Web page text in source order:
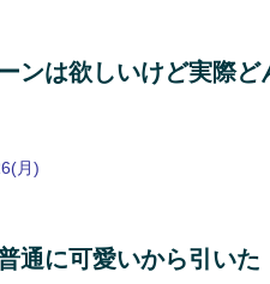
ンは欲しいけど実際ど
月)
通に可愛いから引いた